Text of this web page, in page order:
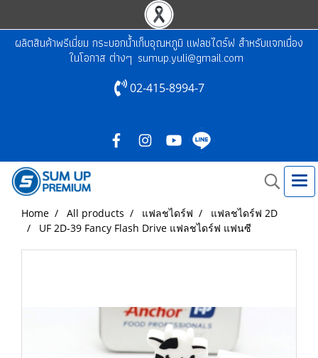
ผลิตสินค้าพรีเมี่ยม กระบอกน้ำเก็บอุณหภูมิ แฟลชไดร์ฟ สำหรับแจกเนื่อง
ในโอกาส ต่างๆ sumup.yuli@gmail.com
02-415-8994-7
Home All products แฟลชไดร์ฟ
แฟลชไดร์ฟ 2D
UF 2D-39 Fancy Flash Drive แฟลชไดร์ฟ แฟนซี